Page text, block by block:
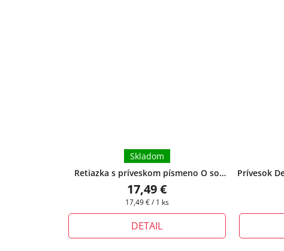
Retiazka s príveskom písmeno O so
zlatým očkom+ pri tomto produkte si
môžete zvoliť dĺžku retiazky
Skladom
17,49 €
Jednotková
17,49 € / 1 ks
DETAIL
Prívesok
produkte